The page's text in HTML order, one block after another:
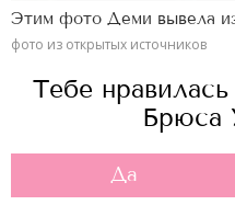
Этим фото Деми вывела
фото из открытых источников
Тебе
Брюса
Да